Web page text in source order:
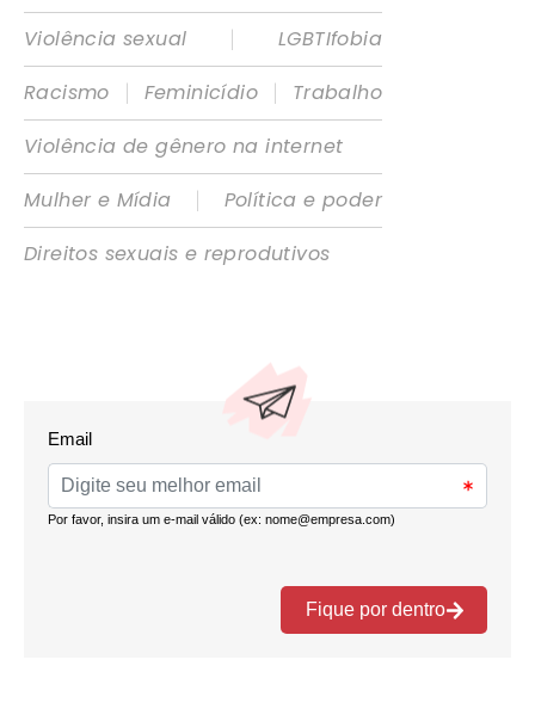
Violência sexual
|
LGBTIfobia
Racismo
| Feminicídio |
Trabalho
Violência de gênero na internet
Mulher e Mídia
|
Política e poder
Direitos sexuais e reprodutivos